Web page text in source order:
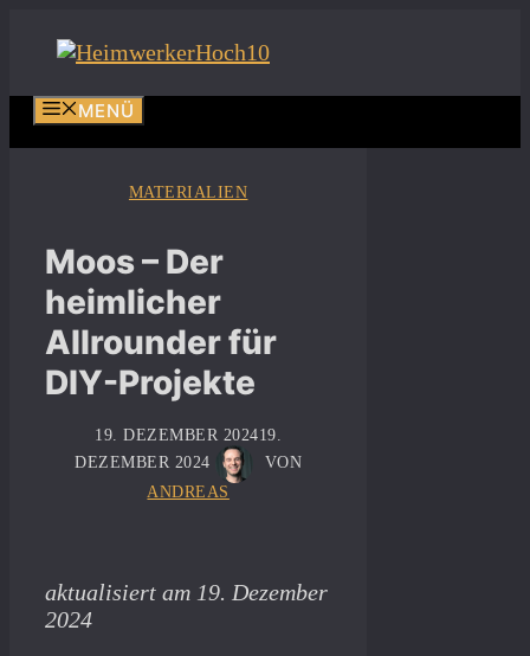
Inhalt
MENÜ
MATERIALIEN
Moos – Der
heimlicher
Allrounder für
DIY-Projekte
19. DEZEMBER 202419.
DEZEMBER 2024
VON
ANDREAS
aktualisiert am 19. Dezember
2024